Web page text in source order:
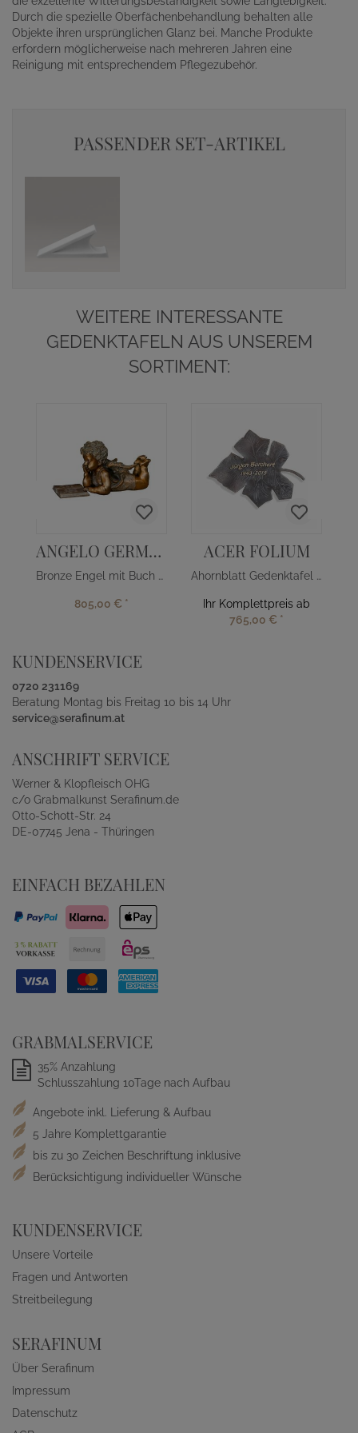
Durch die spezielle Oberfächenbehandlung behalten alle
Objekte ihren ursprünglichen Glanz bei. Manche Produkte
erfordern möglicherweise nach mehreren Jahren eine
Reinigung mit entsprechendem Pflegezubehör.
PASSENDER SET-ARTIKEL
WEITERE INTERESSANTE
GEDENKTAFELN AUS UNSEREM
SORTIMENT:
ANGELO GERMANICA
Bronze Engel mit Buch - deutsch
805,00 € *
ACER FOLIUM
Ahornblatt Gedenktafel aus Bronze
Ihr Komplettpreis ab
765,00 € *
KUNDENSERVICE
0720 231169
Beratung Montag bis Freitag 10 bis 14 Uhr
service@serafinum.at
ANSCHRIFT SERVICE
Werner & Klopfleisch OHG
c/o Grabmalkunst Serafinum.de
Otto-Schott-Str. 24
DE-07745 Jena - Thüringen
EINFACH BEZAHLEN
GRABMALSERVICE
35% Anzahlung
Schlusszahlung 10Tage nach Aufbau
Angebote inkl. Lieferung & Aufbau
5 Jahre Komplettgarantie
bis zu 30 Zeichen Beschriftung inklusive
Berücksichtigung individueller Wünsche
KUNDENSERVICE
Unsere Vorteile
Fragen und Antworten
Streitbeilegung
SERAFINUM
Über Serafinum
Impressum
Datenschutz